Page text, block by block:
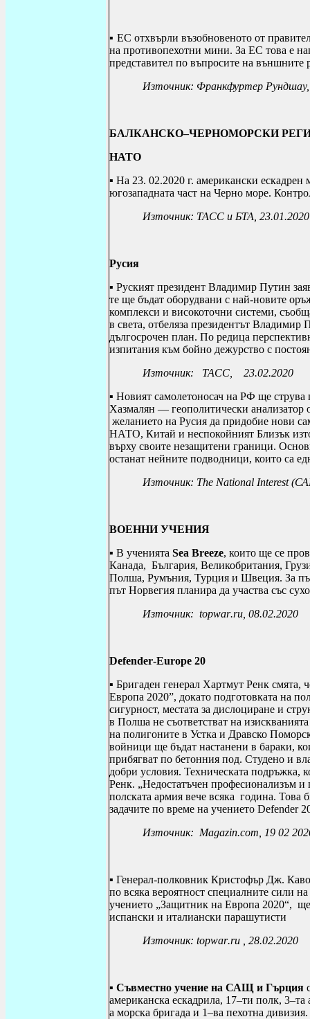
▪ ЕС отхвърли възобновеното от
на противопехотни мини. За ЕС това е
представител по въпросите на външните
Източник: Франкфуртер Рундшау,
БАЛКАНСКО–ЧЕРНОМОРСКИ
НАТО
▪ На 23. 02.2020 г. американски
югозападната част на Черно море.
Източник: ТАСС и БТА, 23.01.2020
Русия
▪ Руският президент Владимир Путин
те ще бъдат оборудвани с най-новите
комплекси и високоточни системи,
в света, отбеляза президентът
дългосрочен план. По редица
изпитания към бойно дежурство с
Източник: ТАСС, 23.02.2020
▪ Новият самолетоносач на РФ ще
Хазмалян — геополитически анализатор
желанието на Русия да придобие нови
НАТО, Китай и неспокойният Близък
върху своите незащитени граници.
останат нейните подводници, които са
Източник: The National Interest (
ВОЕННИ УЧЕНИЯ
▪ В ученията Sea Breeze, които ще се
Канада, България, Великобритания,
Полша, Румъния, Турция и Швеция. За
път Норвегия планира да участва със
Източник: topwar.ru , 08.02.2020
Defender-Europe 20
▪ Бригаден генерал Хартмут Ренк смята,
Европа 2020”, докато подготовката на
сигурност, местата за дислоциране и
в Полша не съответстват на
на полигоните в Устка и Дравско
войници ще бъдат настанени в бараки,
прибягват по бетонния под. Студено и
добри условия. Техническата подръжка,
Ренк. „Недостатъчен професионализъм и
полската армия вече всяка година. Това
задачите по време на учението Defender
Източник: Magazin.com 19 02
▪ Генерал-полковник Кристофър Дж.
по всяка вероятност специалните сили
учението „Защитник на Европа 2020“,
испански и италиански парашутисти
Източник: topwar.ru , 28.02.2020
▪ Съвместно учение на САЩ и Гърция
американска ескадрила, 17–ти полк,
а морска бригада и 1–ва пехотна дивизия.